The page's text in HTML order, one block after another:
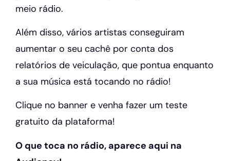
meio rádio.
Além disso, vários artistas conseguiram
aumentar o seu cachê por conta dos
relatórios de veiculação, que pontua enquanto
a sua música está tocando no rádio!
Clique no banner e venha fazer um teste
gratuito da plataforma!
O que toca no rádio, aparece aqui na